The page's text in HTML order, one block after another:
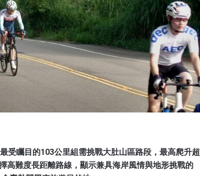
受矚目的103公里組需挑戰大肚山區路段，最高爬升超
高難度長距離路線，顯示兼具海岸風情與地形挑戰的